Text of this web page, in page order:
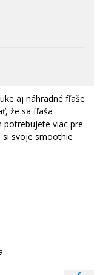
aj náhradné fľaše
že sa fľaša
potrebujete viac pre
si svoje smoothie